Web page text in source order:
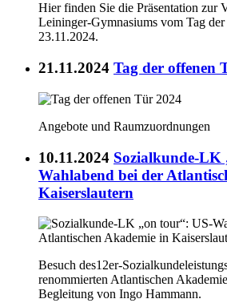
Hier finden Sie die Präsentation zur
Leininger-Gymnasiums vom Tag
23.11.2024.
21.11.2024 Tag der offenen
Angebote und Raumzuordnungen
10.11.2024 Sozialkunde-LK
Wahlabend bei der
Kaiserslautern
Besuch des12er-
renommierten Atlantischen
Begleitung von Ingo Hammann.